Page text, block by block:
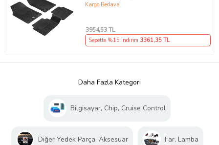
Kargo Bedava
3954,53 TL
Sepette %15 İndirim 3361,35 TL
Daha Fazla Kategori
Bilgisayar, Chip, Cruise Control
Diğer Yedek Parça, Aksesuar Far, Lamba